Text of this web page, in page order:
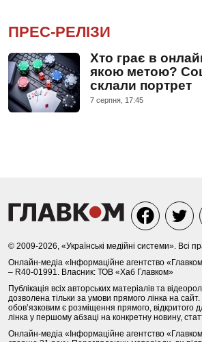
ПРЕС-РЕЛІЗИ
Хто грає в
якою метою?
склали портрет
7 серпня, 17:45
© 2009-2026, «Українські медійні системи». Всі
Онлайн-медіа «Інформаційне агентство
– R40-01991. Власник: ТОВ «Хаб Главком»
Публікація всіх авторських матеріалів та
дозволена тільки за умови прямого лінка на
обов’язковим є розміщення прямого, відкритого
лінка у першому абзаці на конкретну новину,
Онлайн-медіа «Інформаційне агентство